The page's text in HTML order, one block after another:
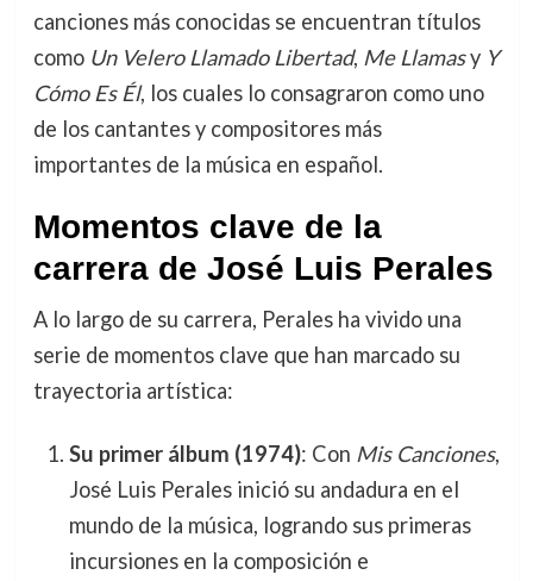
canciones más conocidas se encuentran títulos
como Un Velero Llamado Libertad, Me Llamasy Y
Cómo Es Él, los cuales lo consagraron como uno
de los cantantes y compositores más
importantes de la música en español.
Momentos clave de la
carrera de José Luis Perales
A lo largo de su carrera, Perales ha vivido una
serie de momentos clave que han marcado su
trayectoria artística:
Su primer álbum (1974): Con Mis Canciones,
José Luis Perales inició su andadura en el
mundo de la música, logrando sus primeras
incursiones en la composición e